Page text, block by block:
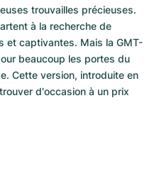
trouvailles précieuses.
à la recherche de
et captivantes. Mais la GMT-
beaucoup les portes du
Cette version, introduite en
d'occasion à un prix